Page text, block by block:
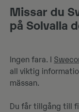
Missar du
på Solvalla
Ingen fara. I
all viktig
mässan.
Du får tillgång till